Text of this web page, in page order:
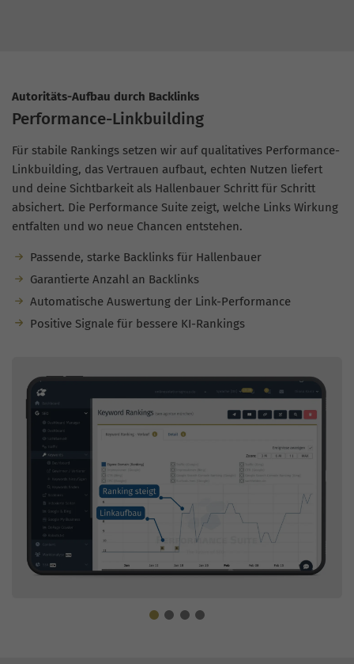
Autoritäts-Aufbau durch Backlinks
Performance-Linkbuilding
Für stabile Rankings setzen wir auf qualitatives Performance-
Linkbuilding, das Vertrauen aufbaut, echten Nutzen liefert
und deine Sichtbarkeit als Hallenbauer Schritt für Schritt
absichert. Die Performance Suite zeigt, welche Links Wirkung
entfalten und wo neue Chancen entstehen.
Passende, starke Backlinks für Hallenbauer
Garantierte Anzahl an Backlinks
Automatische Auswertung der Link-Performance
Positive Signale für bessere KI-Rankings